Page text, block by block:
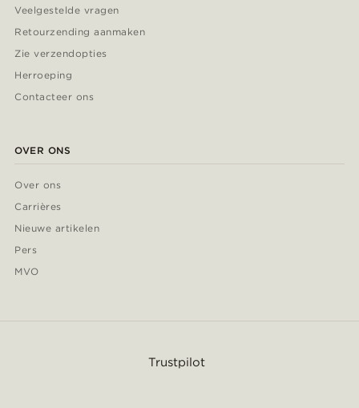
Veelgestelde vragen
Retourzending aanmaken
Zie verzendopties
Herroeping
Contacteer ons
OVER ONS
Over ons
Carrières
Nieuwe artikelen
Pers
MVO
Trustpilot